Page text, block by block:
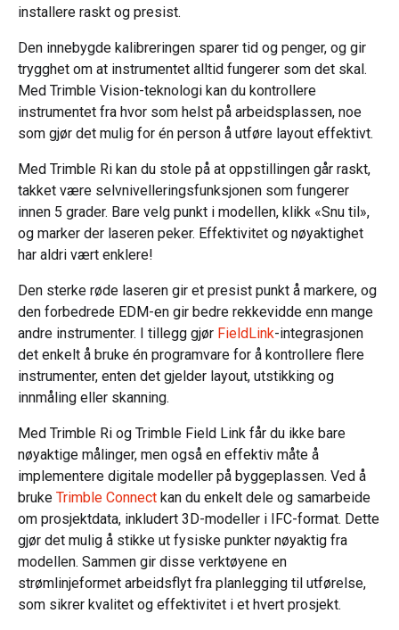
installere raskt og presist.
Den innebygde kalibreringen sparer tid og penger, og gir
trygghet om at instrumentet alltid fungerer som det skal.
Med Trimble Vision-teknologi kan du kontrollere
instrumentet fra hvor som helst på arbeidsplassen, noe
som gjør det mulig for én person å utføre layout effektivt.
Med Trimble Ri kan du stole på at oppstillingen går raskt,
takket være selvnivelleringsfunksjonen som fungerer
innen 5 grader. Bare velg punkt i modellen, klikk «Snu til»,
og marker der laseren peker. Effektivitet og nøyaktighet
har aldri vært enklere!
Den sterke røde laseren gir et presist punkt å markere, og
den forbedrede EDM-en gir bedre rekkevidde enn mange
andre instrumenter. I tillegg gjør FieldLink-integrasjonen
det enkelt å bruke én programvare for å kontrollere flere
instrumenter, enten det gjelder layout, utstikking og
innmåling eller skanning.
Med Trimble Ri og Trimble Field Link får du ikke bare
nøyaktige målinger, men også en effektiv måte å
implementere digitale modeller på byggeplassen. Ved å
bruke Trimble Connect kan du enkelt dele og samarbeide
om prosjektdata, inkludert 3D-modeller i IFC-format. Dette
gjør det mulig å stikke ut fysiske punkter nøyaktig fra
modellen. Sammen gir disse verktøyene en
strømlinjeformet arbeidsflyt fra planlegging til utførelse,
som sikrer kvalitet og effektivitet i et hvert prosjekt.